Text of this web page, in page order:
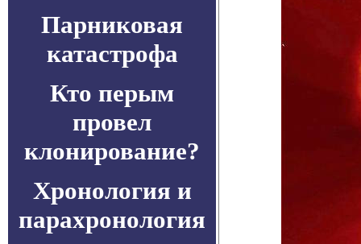
Парниковая
катастрофа
Кто перым
провел
клонирование?
Хронология и
парахронология